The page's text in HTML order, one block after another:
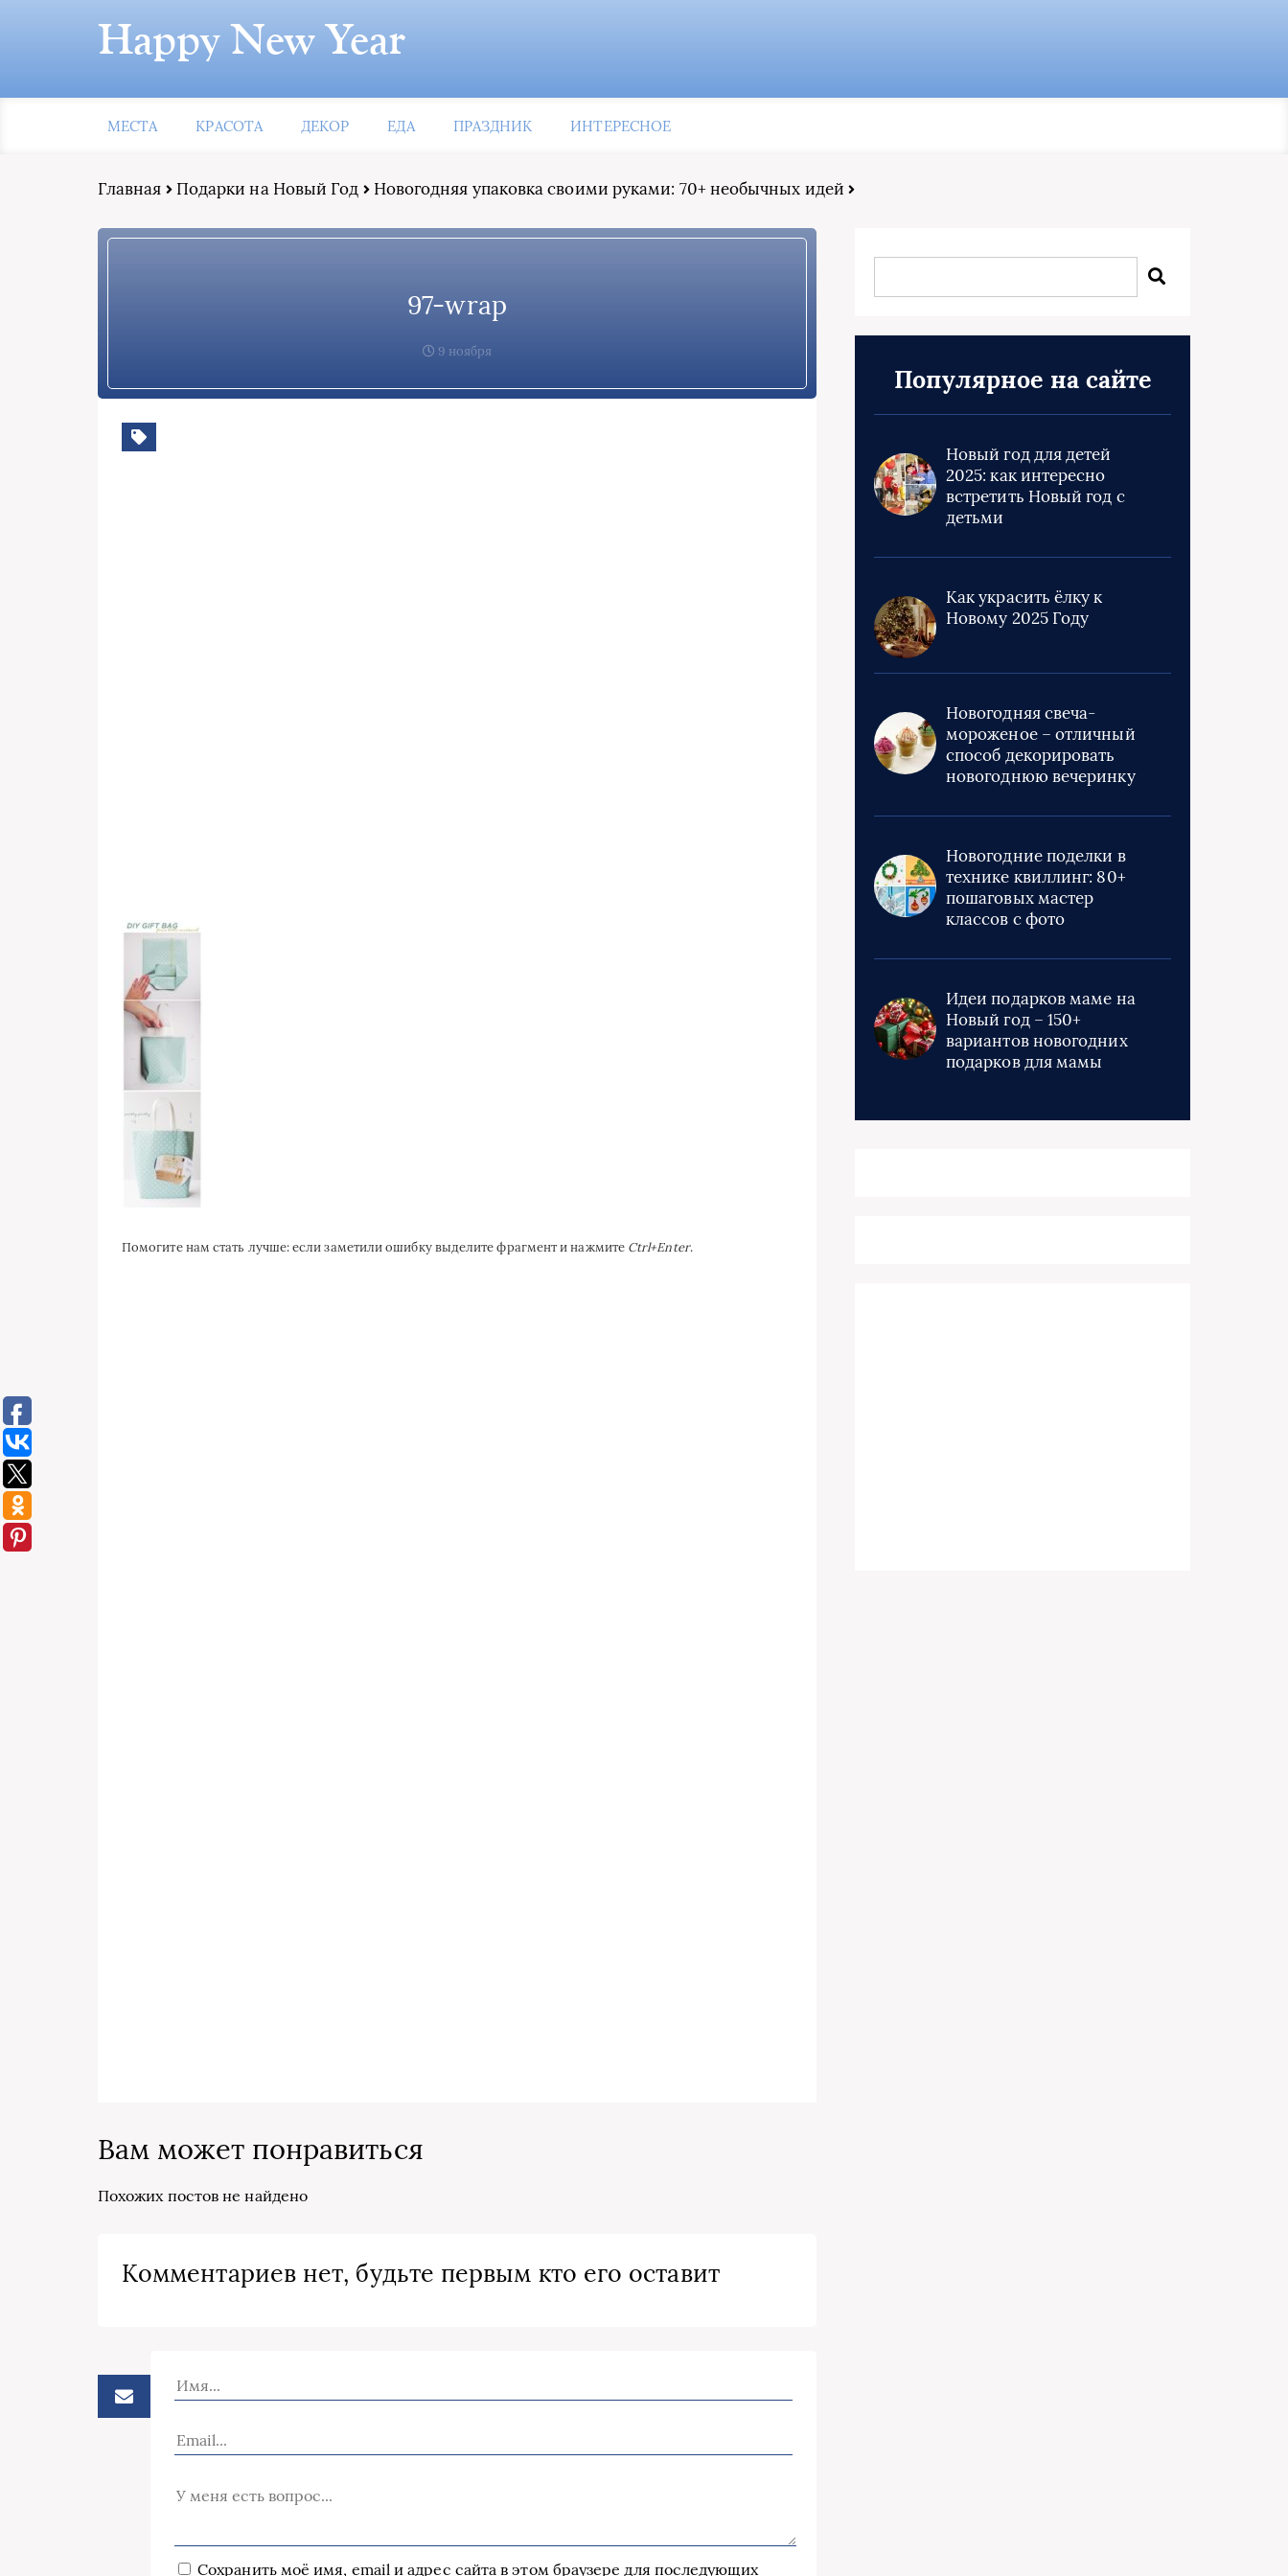
Happy New Year
МЕСТА КРАСОТА ДЕКОР ЕДА ПРАЗДНИК ИНТЕРЕСНОЕ
Главная Подарки на Новый Год Новогодняя упаковка своими руками: 70+ необычных идей
97-wrap
9 ноября
Помогите нам стать лучше: если заметили ошибку выделите фрагмент и нажмите Ctrl+Enter.
Вам может понравиться
Похожих постов не найдено
Комментариев нет, будьте первым кто его оставит
Сохранить моё имя, email и адрес сайта в этом браузере для последующих
Популярное на сайте
Новый год для детей
2025: как интересно
встретить Новый год с
детьми
Как украсить ёлку к
Новому 2025 Году
Новогодняя свеча-
мороженое – отличный
способ декорировать
новогоднюю вечеринку
Новогодние поделки в
технике квиллинг: 80+
пошаговых мастер
классов с фото
Идеи подарков маме на
Новый год – 150+
вариантов новогодних
подарков для мамы